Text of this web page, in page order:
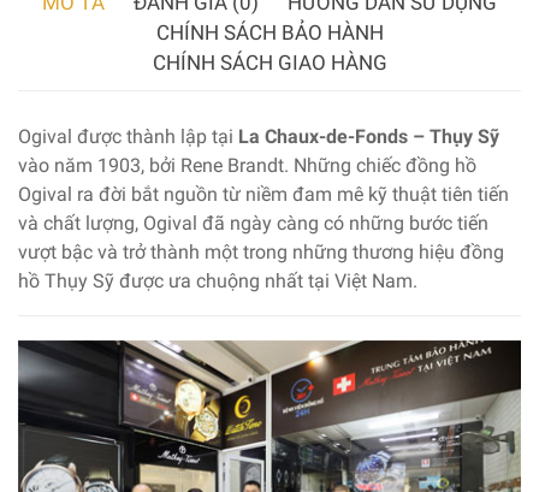
CHÍNH SÁCH BẢO HÀNH
CHÍNH SÁCH GIAO HÀNG
Ogival được thành lập tại La Chaux-de-Fonds – Thụy Sỹ
vào năm 1903, bởi Rene Brandt. Những chiếc đồng hồ
Ogival ra đời bắt nguồn từ niềm đam mê kỹ thuật tiên tiến
và chất lượng, Ogival đã ngày càng có những bước tiến
vượt bậc và trở thành một trong những thương hiệu đồng
hồ Thụy Sỹ được ưa chuộng nhất tại Việt Nam.